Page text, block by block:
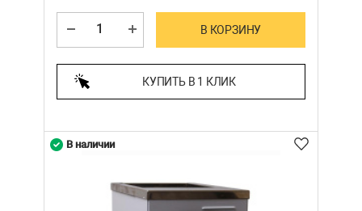
В КОРЗИНУ
КУПИТЬ В 1 КЛИК
В наличии